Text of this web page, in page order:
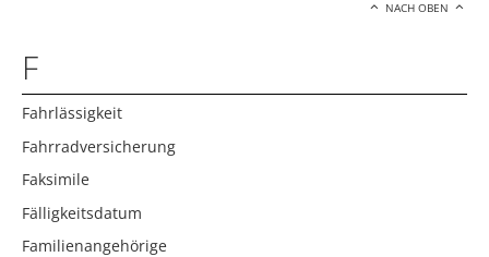
NACH OBEN
F
Fahrlässigkeit
Fahrradversicherung
Faksimile
Fälligkeitsdatum
Familienangehörige